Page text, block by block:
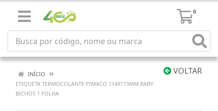
0
VOLTAR
INÍCIO
ETIQUETA TERMOCOLANTE PIMACO 114X173MM BABY
BICHOS 1 FOLHA